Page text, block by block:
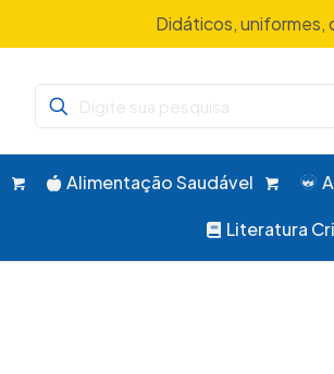
Didáticos, uniformes,
Alimentação Saudável
Literatura